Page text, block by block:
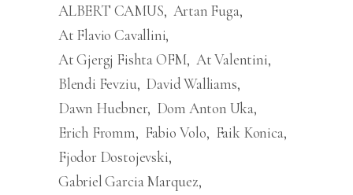
ALBERT CAMUS Artan Fuga
At Flavio Cavallini
At Gjergj Fishta OFM At Valentini
Blendi Fevziu David Walliams
Dawn Huebner Dom Anton Uka
Erich Fromm
Fabio Volo
Faik Konica
Fjodor Dostojevski
Gabriel Garcia Marquez